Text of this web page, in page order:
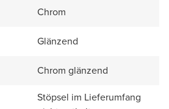
Chrom
Glänzend
Chrom glänzend
Stöpsel im Lieferumfang